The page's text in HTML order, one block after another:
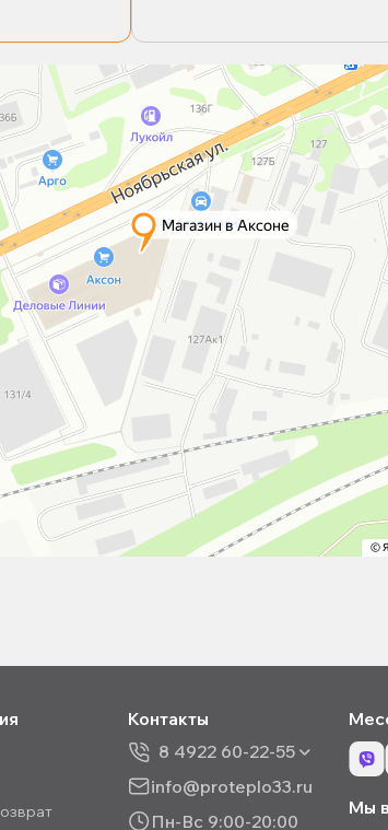
Контакты
8 4922 60-22-55
info@proteplo33.ru
Пн-Вс 9:00-20:00
Мы